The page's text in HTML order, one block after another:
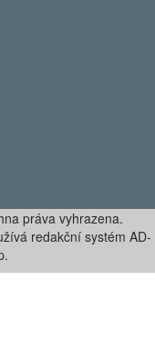
práva vyhrazena.
redakční systém AD-